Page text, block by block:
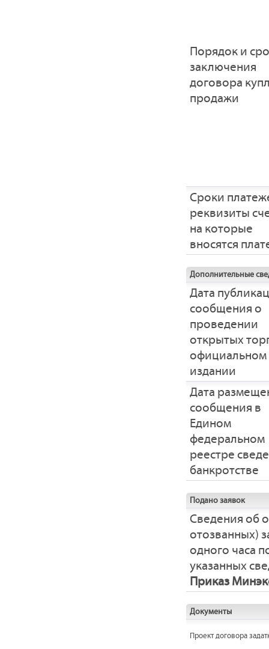
Порядок и
заключения
договора
продажи
Сроки
реквизиты
на которые
вносятся
Дополнительные
Дата
сообщения о
проведении
открытых
официальном
издании
Дата
сообщения в
Едином
федеральном
реестре
банкротстве
Подано заявок
Сведения об
отозванных)
одного часа
указанных
Приказ
Документы
Проект договора